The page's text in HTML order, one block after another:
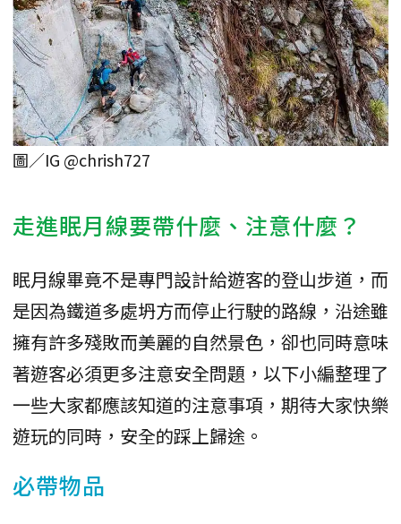
圖／IG @chrish727
走進眠月線要帶什麼、注意什麼？
眠月線畢竟不是專門設計給遊客的登山步道，而
是因為鐵道多處坍方而停止行駛的路線，沿途雖
擁有許多殘敗而美麗的自然景色，卻也同時意味
著遊客必須更多注意安全問題，以下小編整理了
一些大家都應該知道的注意事項，期待大家快樂
遊玩的同時，安全的踩上歸途。
必帶物品